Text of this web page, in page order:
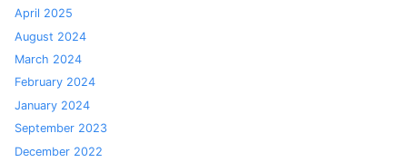
April 2025
August 2024
March 2024
February 2024
January 2024
September 2023
December 2022